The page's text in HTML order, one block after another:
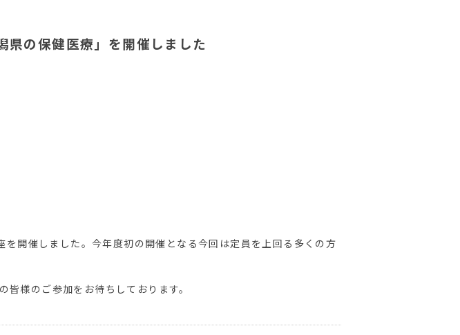
の保健医療」を開催しました
開催しました。今年度初の開催となる今回は定員を上回る多くの方
様のご参加をお待ちしております。